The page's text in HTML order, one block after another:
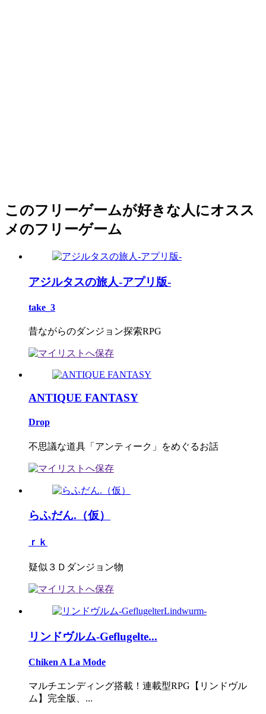
このフリーゲームが好きな人にオスス
メのフリーゲーム
アジルタスの旅人-アプリ版-
take_3
昔ながらのダンジョン探索RPG
ANTIQUE FANTASY
Drop
不思議な道具「アンティーク」をめぐるお話
らふだん.（仮）
ｒｋ
疑似３Ｄダンジョン物
リンドヴルム-Geflugelte...
Chiken A La Mode
マルチエンディング搭載！連載型RPG【リンドヴル
ム】完全版、...